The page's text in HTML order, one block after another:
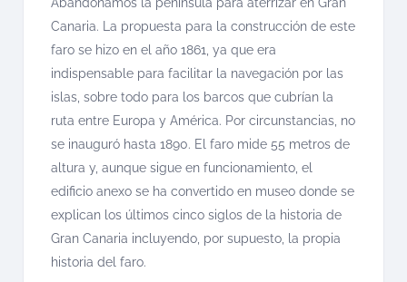
Canaria. La propuesta para la construcción de este
faro se hizo en el año 1861, ya que era
indispensable para facilitar la navegación por las
islas, sobre todo para los barcos que cubrían la
ruta entre Europa y América. Por circunstancias, no
se inauguró hasta 1890. El faro mide 55 metros de
altura y, aunque sigue en funcionamiento, el
edificio anexo se ha convertido en museo donde se
explican los últimos cinco siglos de la historia de
Gran Canaria incluyendo, por supuesto, la propia
historia del faro.